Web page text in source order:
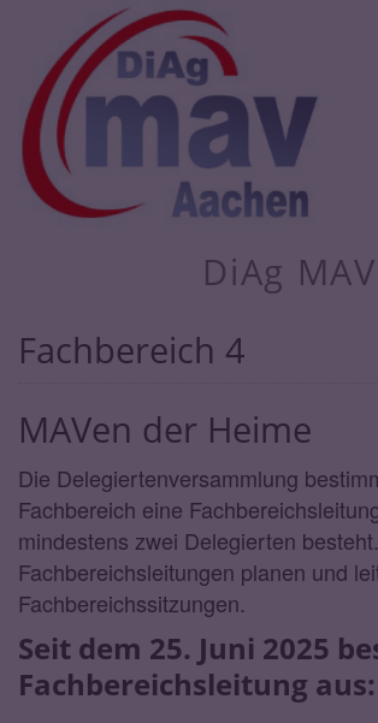
DiAg
Fachbereich 4
MAVen der Heime
Die Delegiertenversammlung
Fachbereich eine
mindestens zwei Delegierten
Fachbereichsleitungen planen und
Fachbereichssitzungen.
Seit dem 25. Juni 2025
Fachbereichsleitung aus: